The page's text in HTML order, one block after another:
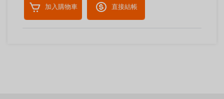
加入購物車 直接結帳